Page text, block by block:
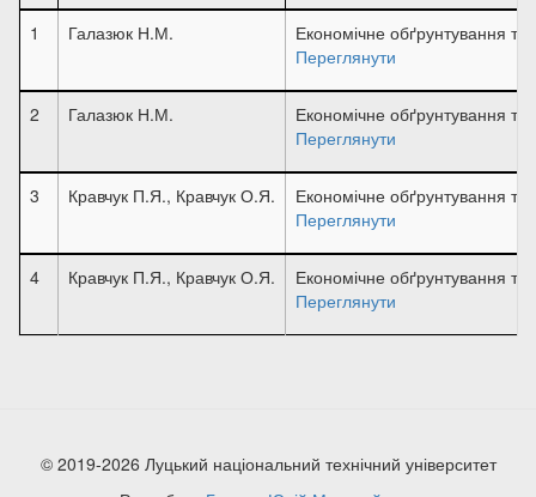
1
Галазюк Н.М.
Економічне обґрунтування
Переглянути
2 Галазюк Н.М.
Економічне обґрунтування
Переглянути
3 Кравчук П.Я., Кравчук О.Я.
Економічне обґрунтування
Переглянути
4 Кравчук П.Я., Кравчук О.Я.
Економічне обґрунтування
Переглянути
© 2019-2026 Луцький національний технічний університет